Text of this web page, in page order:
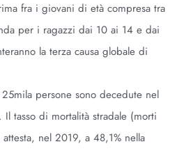
fra i giovani di età compresa tra
per i ragazzi dai 10 ai 14 e dai
la terza causa globale di
25mila persone sono decedute nel
tasso di mortalità stradale (morti
nel 2019, a 48,1% nella